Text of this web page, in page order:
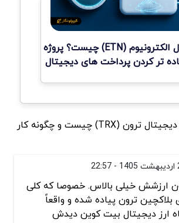
ارز دیجیتال الکترونیوم (ETN) چیست؟ پروژه
تر کردن پرداخت های دیجیتال
26 دیدگاه در “ارز دیجیتال ترون (TRX) چیست و چگونه کار
ارزشش خیلی بالاس. خصوصا که کلی
بلاکچین ترون پیاده شده و واقعاً
ارز دیجیتال بیت کوین دیدش